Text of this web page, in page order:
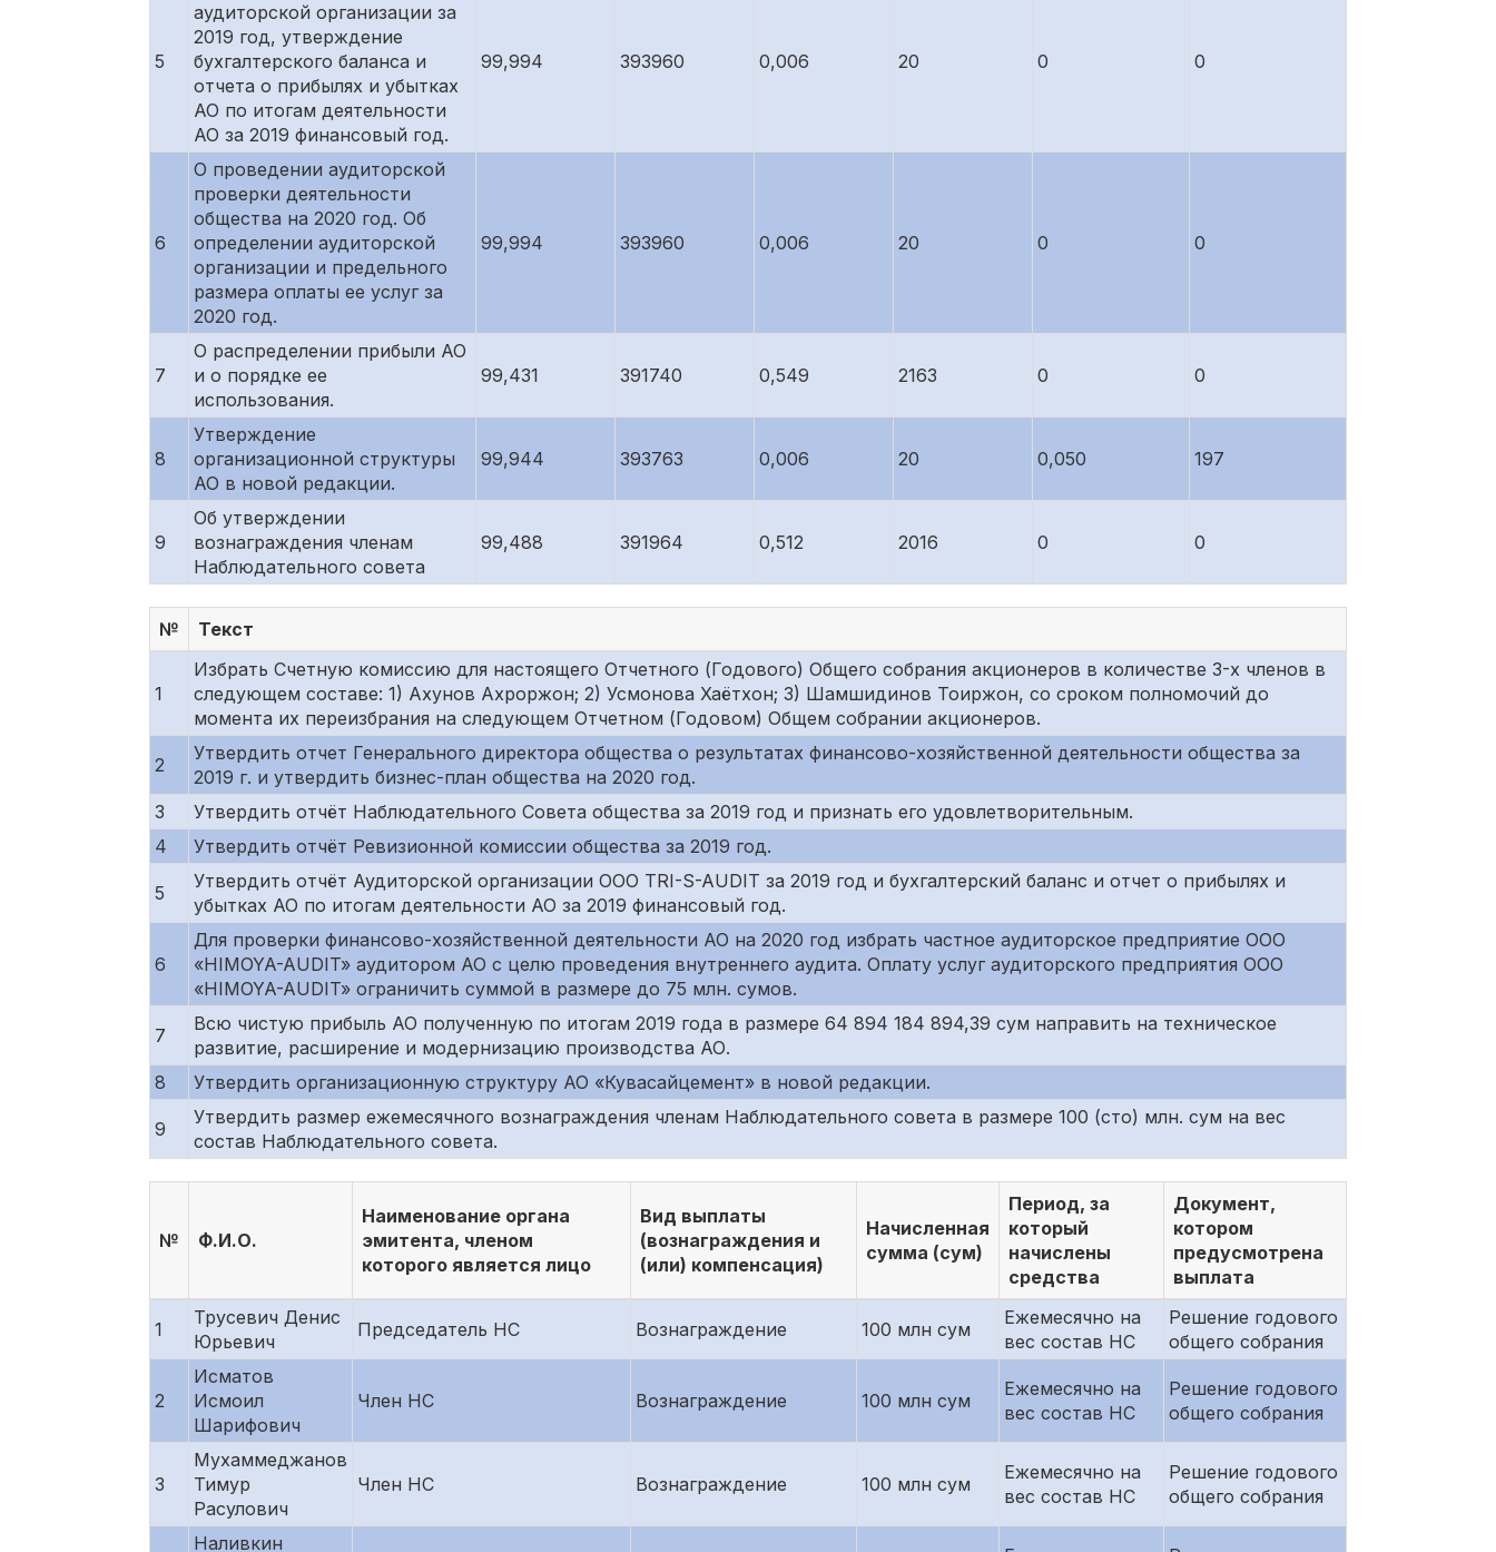
5
аудиторской организации за
2019 год, утверждение
бухгалтерского баланса и
отчета о прибылях и убытках
АО по итогам деятельности
АО за 2019 финансовый год.
99,994 393960 0,006 20 0 0
6
О проведении аудиторской
проверки деятельности
общества на 2020 год. Об
определении аудиторской
организации и предельного
размера оплаты ее услуг за
2020 год.
99,994 393960 0,006 20 0 0
7
О распределении прибыли АО
и о порядке ее
использования.
99,431 391740 0,549 2163 0 0
8
Утверждение
организационной структуры
АО в новой редакции.
99,944 393763 0,006 20 0,050 197
9
Об утверждении
вознаграждения членам
Наблюдательного совета
99,488 391964 0,512 2016 0 0
№ Текст
1
Избрать Счетную комиссию для настоящего Отчетного (Годового) Общего собрания акционеров в количестве 3-х членов в
следующем составе: 1) Ахунов Ахроржон; 2) Усмонова Хаётхон; 3) Шамшидинов Тоиржон, со сроком полномочий до
момента их переизбрания на следующем Отчетном (Годовом) Общем собрании акционеров.
2
Утвердить отчет Генерального директора общества о результатах финансово-хозяйственной деятельности общества за
2019 г. и утвердить бизнес-план общества на 2020 год.
3
Утвердить отчёт Наблюдательного Совета общества за 2019 год и признать его удовлетворительным.
4
Утвердить отчёт Ревизионной комиссии общества за 2019 год.
5
Утвердить отчёт Аудиторской организации ООО TRI-S-AUDIT за 2019 год и бухгалтерский баланс и отчет о прибылях и
убытках АО по итогам деятельности АО за 2019 финансовый год.
6
Для проверки финансово-хозяйственной деятельности АО на 2020 год избрать частное аудиторское предприятие ООО
«HIMOYA-AUDIT» аудитором АО c целю проведения внутреннего аудита. Оплату услуг аудиторского предприятия ООО
«HIMOYA-AUDIT» ограничить суммой в размере до 75 млн. сумов.
7
Всю чистую прибыль АО полученную по итогам 2019 года в размере 64 894 184 894,39 сум направить на техническое
развитие, расширение и модернизацию производства АО.
8
Утвердить организационную структуру АО «Кувасайцемент» в новой редакции.
9
Утвердить размер ежемесячного вознаграждения членам Наблюдательного совета в размере 100 (сто) млн. сум на вес
состав Наблюдательного совета.
№ Ф.И.О.
Наименование органа
эмитента, членом
которого является лицо
Вид выплаты
(вознаграждения и
(или) компенсация)
Начисленная
сумма (сум)
Период, за
который
начислены
средства
Документ,
котором
предусмотрена
выплата
1
Трусевич Денис
Юрьевич
Председатель НС Вознаграждение 100 млн сум
Ежемесячно на
вес состав НС
Решение годового
общего собрания
2
Исматов
Исмоил
Шарифович
Член НС Вознаграждение 100 млн сум
Ежемесячно на
вес состав НС
Решение годового
общего собрания
3
Мухаммеджанов
Тимур
Расулович
Член НС Вознаграждение 100 млн сум
Ежемесячно на
вес состав НС
Решение годового
общего собрания
Наливкин